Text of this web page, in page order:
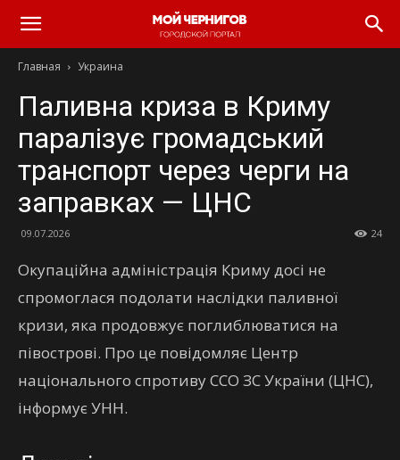
Главная Украина
Паливна криза в Криму
паралізує громадський
транспорт через черги на
заправках — ЦНС
09.07.2026 24
Окупаційна адміністрація Криму досі не
спромоглася подолати наслідки паливної
кризи, яка продовжує поглиблюватися на
півострові. Про це повідомляє Центр
національного спротиву ССО ЗС України (ЦНС),
інформує УНН.